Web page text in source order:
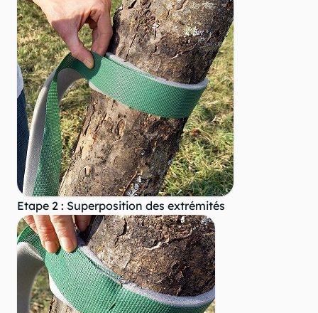
Etape 2 : Superposition des extrémités